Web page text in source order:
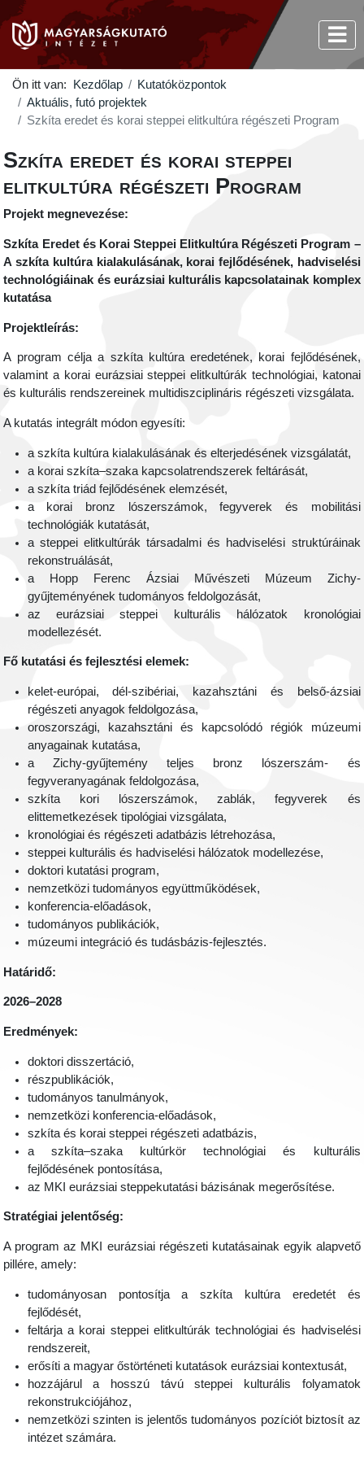
Ön itt van: Kezdőlap
Kutatóközpontok
Aktuális, futó projektek
Szkíta eredet és korai steppei elitkultúra régészeti Program
Szkíta eredet és korai steppei
elitkultúra régészeti Program
Projekt megnevezése:
Szkíta Eredet és Korai Steppei Elitkultúra Régészeti Program –
A szkíta kultúra kialakulásának, korai fejlődésének, hadviselési
technológiáinak és eurázsiai kulturális kapcsolatainak komplex
kutatása
Projektleírás:
A program célja a szkíta kultúra eredetének, korai fejlődésének,
valamint a korai eurázsiai steppei elitkultúrák technológiai, katonai
és kulturális rendszereinek multidiszciplináris régészeti vizsgálata.
A kutatás integrált módon egyesíti:
a szkíta kultúra kialakulásának és elterjedésének vizsgálatát,
a korai szkíta–szaka kapcsolatrendszerek feltárását,
a szkíta triád fejlődésének elemzését,
a korai bronz lószerszámok, fegyverek és mobilitási
technológiák kutatását,
a steppei elitkultúrák társadalmi és hadviselési struktúráinak
rekonstruálását,
a Hopp Ferenc Ázsiai Művészeti Múzeum Zichy-
gyűjteményének tudományos feldolgozását,
az eurázsiai steppei kulturális hálózatok kronológiai
modellezését.
Fő kutatási és fejlesztési elemek:
kelet-európai, dél-szibériai, kazahsztáni és belső-ázsiai
régészeti anyagok feldolgozása,
oroszországi, kazahsztáni és kapcsolódó régiók múzeumi
anyagainak kutatása,
a Zichy-gyűjtemény teljes bronz lószerszám- és
fegyveranyagának feldolgozása,
szkíta kori lószerszámok, zablák, fegyverek és
elittemetkezések tipológiai vizsgálata,
kronológiai és régészeti adatbázis létrehozása,
steppei kulturális és hadviselési hálózatok modellezése,
doktori kutatási program,
nemzetközi tudományos együttműködések,
konferencia-előadások,
tudományos publikációk,
múzeumi integráció és tudásbázis-fejlesztés.
Határidő:
2026–2028
Eredmények:
doktori disszertáció,
részpublikációk,
tudományos tanulmányok,
nemzetközi konferencia-előadások,
szkíta és korai steppei régészeti adatbázis,
a szkíta–szaka kultúrkör technológiai és kulturális
fejlődésének pontosítása,
az MKI eurázsiai steppekutatási bázisának megerősítése.
Stratégiai jelentőség:
A program az MKI eurázsiai régészeti kutatásainak egyik alapvető
pillére, amely:
tudományosan pontosítja a szkíta kultúra eredetét és
fejlődését,
feltárja a korai steppei elitkultúrák technológiai és hadviselési
rendszereit,
erősíti a magyar őstörténeti kutatások eurázsiai kontextusát,
hozzájárul a hosszú távú steppei kulturális folyamatok
rekonstrukciójához,
nemzetközi szinten is jelentős tudományos pozíciót biztosít az
intézet számára.